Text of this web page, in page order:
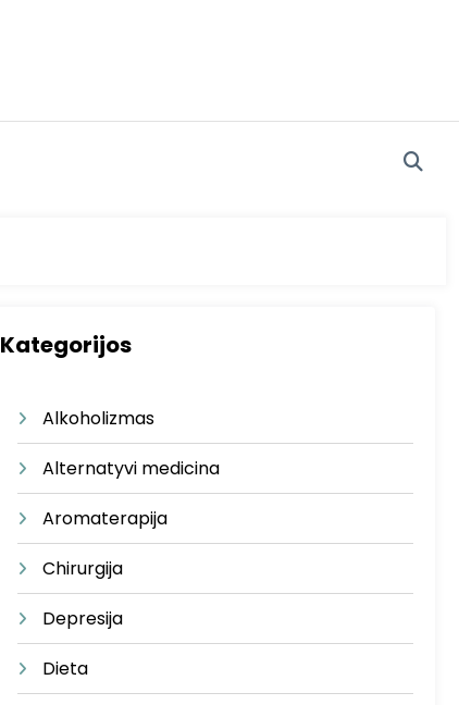
Kategorijos
Alkoholizmas
Alternatyvi medicina
Aromaterapija
Chirurgija
Depresija
Dieta